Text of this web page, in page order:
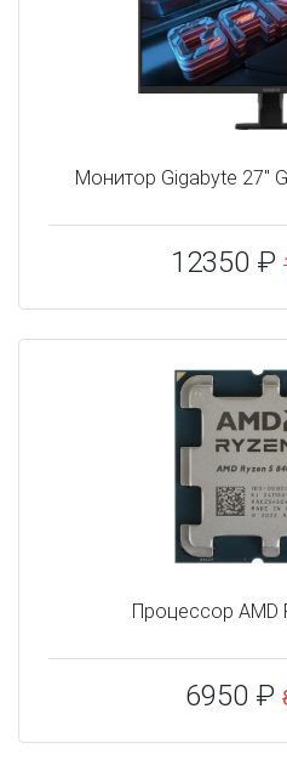
Монитор Gigabyte 27"
12350 ₽
Процессор AMD
6950 ₽